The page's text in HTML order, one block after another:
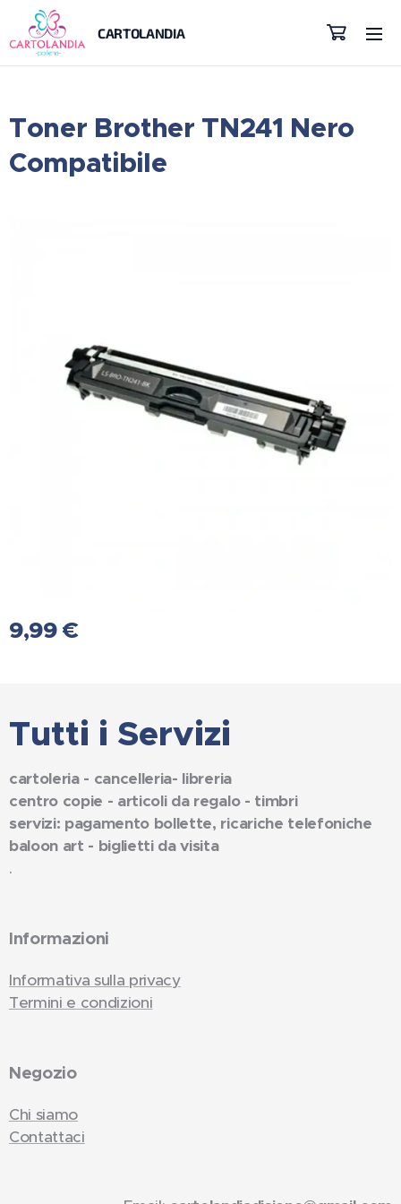
CARTOLANDIA
Toner Brother TN241 Nero
Compatibile
9,99€
Tutti i Servizi
cartoleria - cancelleria- libreria
centro copie - articoli da regalo - timbri
servizi: pagamento bollette, ricariche telefoniche
baloon art - biglietti da visita
.
Informazioni
Informativa sulla privacy
Termini e condizioni
Negozio
Chi siamo
Contattaci